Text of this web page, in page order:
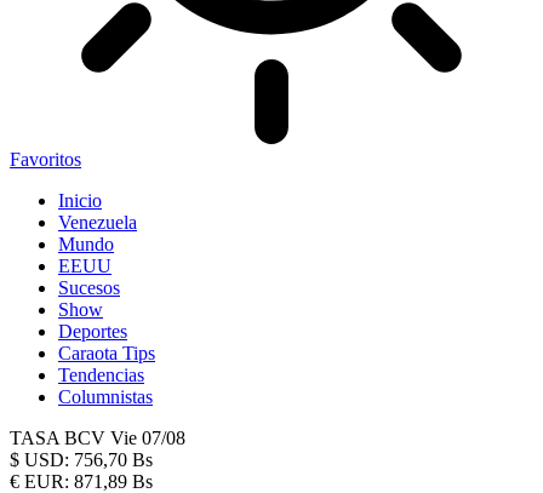
Favoritos
Inicio
Venezuela
Mundo
EEUU
Sucesos
Show
Deportes
Caraota Tips
Tendencias
Columnistas
TASA BCV Vie 07/08
$ USD: 756,70 Bs
€ EUR: 871,89 Bs